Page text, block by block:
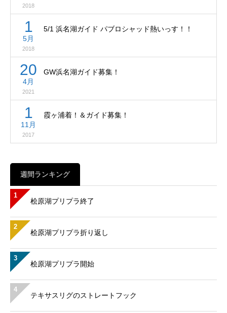
2018
1
5月
2018
5/1 浜名湖ガイド パブロシャッド熱いっす！！
20
4月
2021
GW浜名湖ガイド募集！
1
11月
2017
霞ヶ浦着！＆ガイド募集！
週間ランキング
1
桧原湖プリプラ終了
2
桧原湖プリプラ折り返し
3
桧原湖プリプラ開始
4
テキサスリグのストレートフック